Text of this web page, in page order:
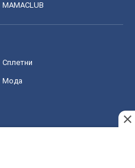
MAMACLUB
Сплетни
Мода